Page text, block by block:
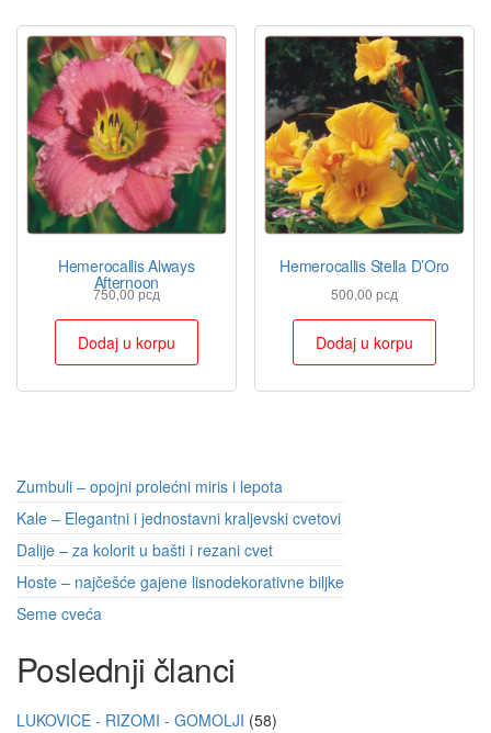
Hemerocallis Always
Afternoon
750,00рсд
Dodaj u korpu
Hemerocallis Stella D’Oro
500,00рсд
Dodaj u korpu
Zumbuli – opojni prolećni miris i lepota
Kale – Elegantni i jednostavni kraljevski cvetovi
Dalije – za kolorit u bašti i rezani cvet
Hoste – najčešće gajene lisnodekorativne biljke
Seme cveća
Poslednji članci
LUKOVICE - RIZOMI - GOMOLJI 58